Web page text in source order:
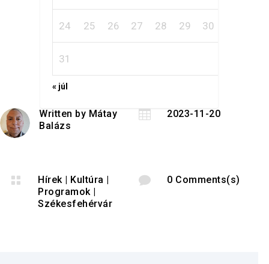
24 25 26 27 28 29 30
31
« júl
Written by Mátay
Balázs
 2023-11-20
 Hírek| Kultúra
Programok|
Székesfehérvár
 0 Comments(s)